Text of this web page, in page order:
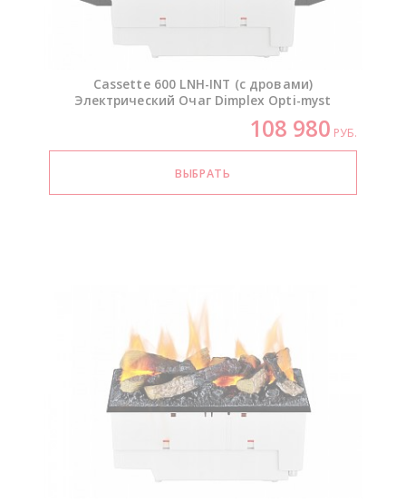
Cassette 600 LNH-INT (с дровами)
Электрический Очаг Dimplex Opti-myst
108 980 РУБ.